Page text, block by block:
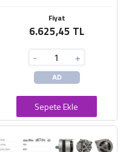
Fiyat
6.625,45 TL
- +
AD
Sepete Ekle